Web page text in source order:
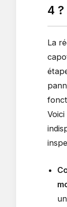
4 ?
La